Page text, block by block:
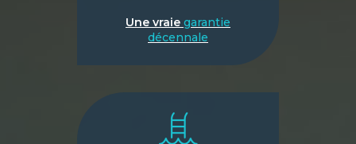
Une vraie garantie
décennale